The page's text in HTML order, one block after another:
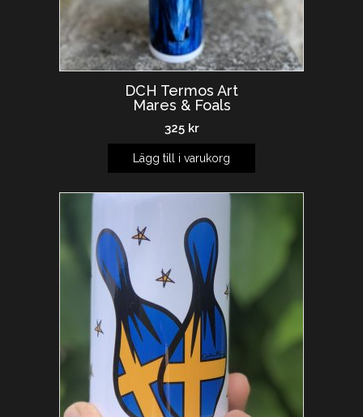
DCH Termos Art
Mares & Foals
325 kr
Lägg till i varukorg